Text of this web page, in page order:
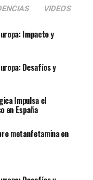
el Sevilla cuenta con
Jordán, quien
pasada, es la
recuperados de
integrando una
enfrenta la
después de
tres centrales y dos
el debut de
que se
VIDEOS
Impacto y
Desafíos y
Impulsa el
en España
metanfetamina en